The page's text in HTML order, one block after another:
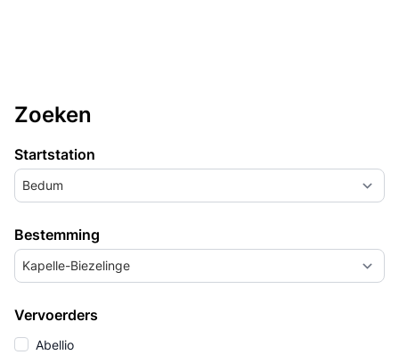
Zoeken
Startstation
Bedum
Bestemming
Kapelle-Biezelinge
Vervoerders
Abellio